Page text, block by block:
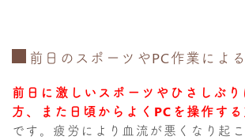
前日のスポーツやPC作業によ
前日に激しいスポーツやひさしぶ
方、また日頃からよくPCを操作する
です。疲労により血流が悪くなり起